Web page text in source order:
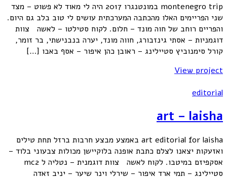
montenegro trip במונטנגרו 2017 היה לי מאוד לא פשוט – מצד
שני הפריימים האלו מהכתבה המערכתית עושים לי טוב בלב גם היום.
והפריים רוחב של חוה מונד – חלום. לקוח סטילטו – לאשה צוות
דוגמניות – אסתי גינזבורג, חווה מונד, יערה בנבנישתי, בר זומר,
קורל סימנוביץ סטיילינג – ראובן כהן איפור – אסף באבו […]
View project
editorial
art – laisha
art editorial for laisha באמצע מבצע חרבות ברזל תחת טילים
ואזעקות יצאנו לצלם כתבת אופנה בלוקיישן מכולות צבעוני בלוד –
אסקפיזם במיטבו. לקוח לאשה צוות דוגמנית – נטליה ל mc2
סטיילינג – תמי ארד איפור – שירלי וינר שיער – יניב זאדה